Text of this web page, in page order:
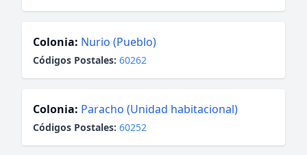
Colonia: Nurio (Pueblo)
Códigos Postales: 60262
Colonia: Paracho (Unidad habitacional)
Códigos Postales: 60252